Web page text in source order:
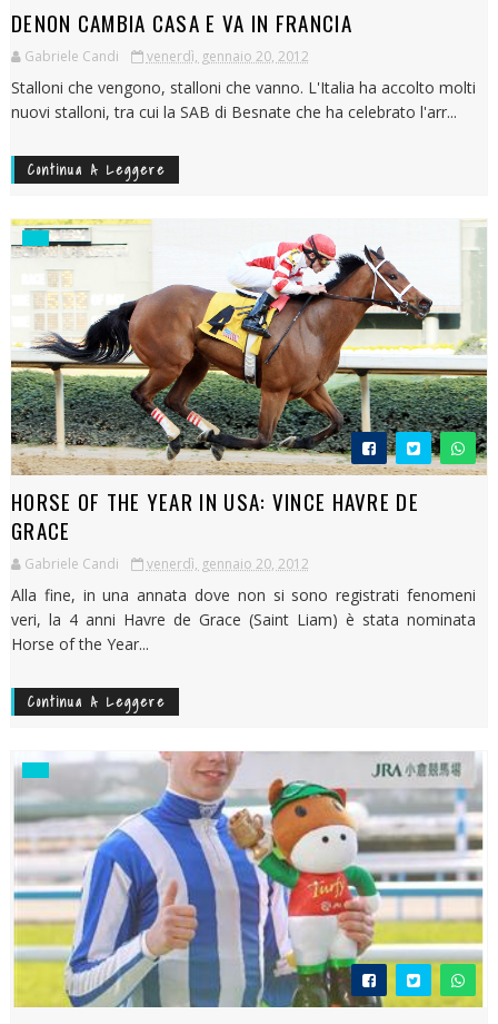
DENON CAMBIA CASA E VA IN FRANCIA
Gabriele Candi venerdì, gennaio 20, 2012
Stalloni che vengono, stalloni che vanno. L'Italia ha accolto molti
nuovi stalloni, tra cui la SAB di Besnate che ha celebrato l'arr...
Continua A Leggere
HORSE OF THE YEAR IN USA: VINCE HAVRE DE
GRACE
Gabriele Candi venerdì, gennaio 20, 2012
Alla fine, in una annata dove non si sono registrati fenomeni
veri, la 4 anni Havre de Grace (Saint Liam) è stata nominata
Horse of the Year...
Continua A Leggere